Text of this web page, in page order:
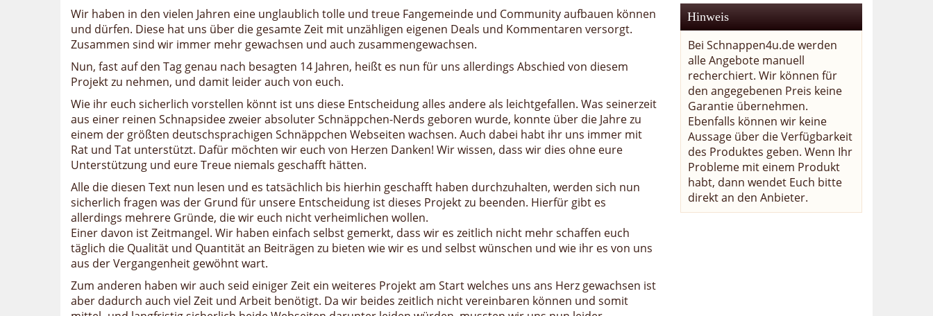
Wir haben in den vielen Jahren eine unglaublich tolle und treue Fangemeinde und Community aufbauen können
und dürfen. Diese hat uns über die gesamte Zeit mit unzähligen eigenen Deals und Kommentaren versorgt.
Zusammen sind wir immer mehr gewachsen und auch zusammengewachsen.
Nun, fast auf den Tag genau nach besagten 14 Jahren, heißt es nun für uns allerdings Abschied von diesem
Projekt zu nehmen, und damit leider auch von euch.
Wie ihr euch sicherlich vorstellen könnt ist uns diese Entscheidung alles andere als leichtgefallen. Was seinerzeit
aus einer reinen Schnapsidee zweier absoluter Schnäppchen-Nerds geboren wurde, konnte über die Jahre zu
einem der größten deutschsprachigen Schnäppchen Webseiten wachsen. Auch dabei habt ihr uns immer mit
Rat und Tat unterstützt. Dafür möchten wir euch von Herzen Danken! Wir wissen, dass wir dies ohne eure
Unterstützung und eure Treue niemals geschafft hätten.
Alle die diesen Text nun lesen und es tatsächlich bis hierhin geschafft haben durchzuhalten, werden sich nun
sicherlich fragen was der Grund für unsere Entscheidung ist dieses Projekt zu beenden. Hierfür gibt es
allerdings mehrere Gründe, die wir euch nicht verheimlichen wollen.
Einer davon ist Zeitmangel. Wir haben einfach selbst gemerkt, dass wir es zeitlich nicht mehr schaffen euch
täglich die Qualität und Quantität an Beiträgen zu bieten wie wir es und selbst wünschen und wie ihr es von uns
aus der Vergangenheit gewöhnt wart.
Zum anderen haben wir auch seid einiger Zeit ein weiteres Projekt am Start welches uns ans Herz gewachsen ist
aber dadurch auch viel Zeit und Arbeit benötigt. Da wir beides zeitlich nicht vereinbaren können und somit
Hinweis
Bei Schnappen4u.de werden
alle Angebote manuell
recherchiert. Wir können für
den angegebenen Preis keine
Garantie übernehmen.
Ebenfalls können wir keine
Aussage über die Verfügbarkeit
des Produktes geben. Wenn Ihr
Probleme mit einem Produkt
habt, dann wendet Euch bitte
direkt an den Anbieter.